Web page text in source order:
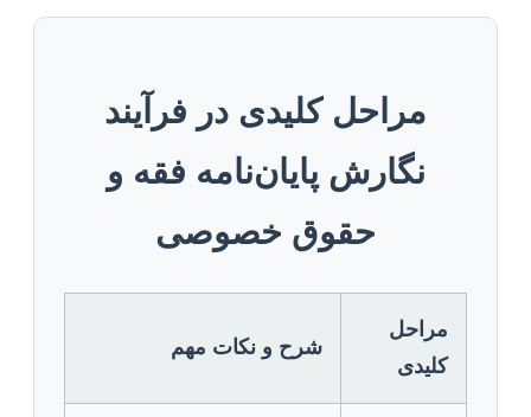
مراحل کلیدی در فرآیند
نگارش پایان‌نامه فقه و
حقوق خصوصی
مراحل
کلیدی
شرح و نکات مهم